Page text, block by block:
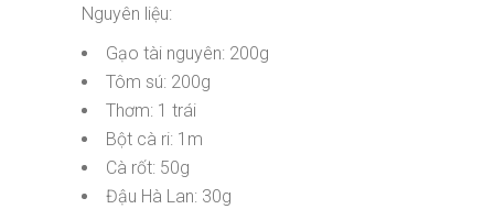
Nguyên liệu:
Gạo tài nguyên: 200g
Tôm sú: 200g
Thơm: 1 trái
Bột cà ri: 1m
Cà rốt: 50g
Đậu Hà Lan: 30g